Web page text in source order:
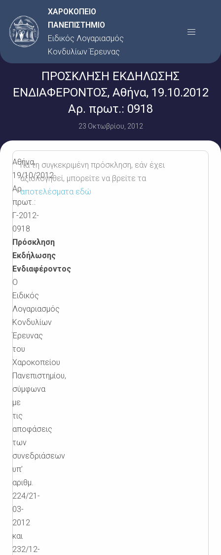
στο
περιεχόμενο
ΧΑΡΟΚΟΠΕΙΟ
ΠΑΝΕΠΙΣΤΗΜΙΟ
Ειδικός Λογαριασμός
Κονδυλίων Έρευνας
Menu
ΠΡΟΣΚΛΗΣΗ ΕΚΔΗΛΩΣΗΣ
ΕΝΔΙΑΦΕΡΟΝΤΟΣ, Αθήνα, 19.10.2012
Αρ. πρωτ.: 0918
23 Οκτωβρίου, 2012
Αθήνα,
19/10/2012
Αρ.
πρωτ.:
Γ-2012-
0918
Πρόσκληση
Εκδήλωσης
Ενδιαφέροντος
Ο
Ειδικός
Λογαριασμός
Κονδυλίων
Έρευνας
του
Χαροκοπείου
Πανεπιστημίου,
σύμφωνα
με
τις
αποφάσεις
των
συνεδριάσεων
υπ’
αριθμ.
224/21-
03-
2012
και
232/12-
Για τη συγκεκριμένη πρόσκληση, εάν έχει
αξιολογηθεί, μπορείτε να βρείτε τα
αποτελέσματα εδώ